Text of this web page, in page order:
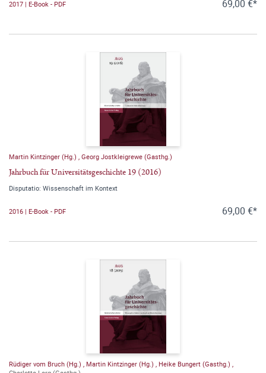
2017 | E-Book - PDF 69,00 €*
Martin Kintzinger (Hg.) , Georg Jostkleigrewe (Gasthg.)
Jahrbuch für Universitätsgeschichte 19 (2016)
Disputatio: Wissenschaft im Kontext
2016 | E-Book - PDF 69,00 €*
Rüdiger vom Bruch (Hg.) , Martin Kintzinger (Hg.) , Heike Bungert (Gasthg.) ,